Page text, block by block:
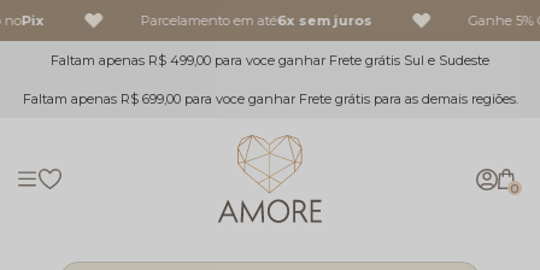
Pix Parcelamento em até6x sem juros Ganhe 5%
Faltam apenas R$ 499,00 para voce ganhar Frete grátis Sul e Sudeste
Faltam apenas R$ 699,00 para voce ganhar Frete grátis para as demais regiões.
0